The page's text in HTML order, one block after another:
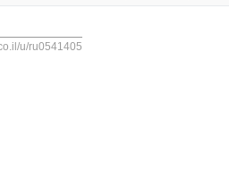
u/ru0541405